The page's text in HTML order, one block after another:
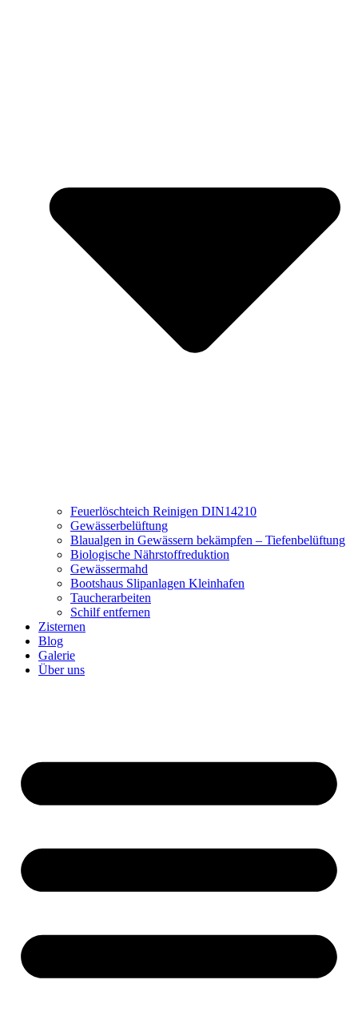
Feuerlöschteich Reinigen DIN14210
Gewässerbelüftung
Blaualgen in Gewässern bekämpfen – Tiefenbelüftung
Biologische Nährstoffreduktion
Gewässermahd
Bootshaus Slipanlagen Kleinhafen
Taucherarbeiten
Schilf entfernen
Zisternen
Blog
Galerie
Über uns